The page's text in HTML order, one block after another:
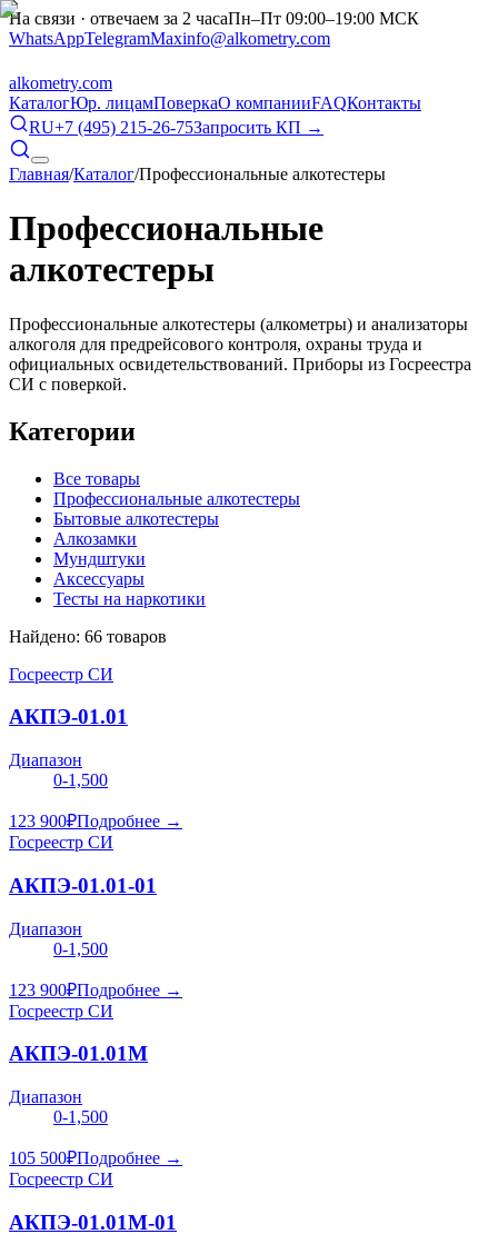
На связи · отвечаем за 2 часаПн–Пт 09:00–19:00 МСК
WhatsAppTelegramMaxinfo@alkometry.com
alkometry.com
КаталогЮр. лицамПоверкаО компанииFAQКонтакты
RU+7 (495) 215-26-75Запросить КП →
Главная/Каталог/Профессиональные алкотестеры
Профессиональные
алкотестеры
Профессиональные алкотестеры (алкометры) и анализаторы
алкоголя для предрейсового контроля, охраны труда и
официальных освидетельствований. Приборы из Госреестра
СИ с поверкой.
Категории
Все товары
Профессиональные алкотестеры
Бытовые алкотестеры
Алкозамки
Мундштуки
Аксессуары
Тесты на наркотики
Найдено: 66 товаров
Госреестр СИ
АКПЭ-01.01
Диапазон
0-1,500
123 900₽Подробнее →
Госреестр СИ
АКПЭ-01.01-01
Диапазон
0-1,500
123 900₽Подробнее →
Госреестр СИ
АКПЭ-01.01М
Диапазон
0-1,500
105 500₽Подробнее →
Госреестр СИ
АКПЭ-01.01М-01